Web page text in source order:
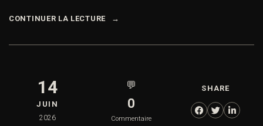
CONTINUER LA LECTURE
14
JUIN
2026
💬
0
Commentaire
SHARE